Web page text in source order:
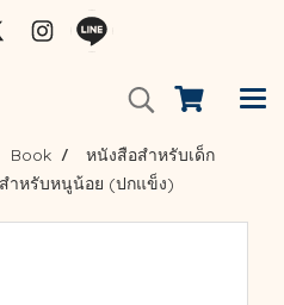
Book
หนังสือสำหรับเด็ก
ำหรับหนูน้อย (ปกแข็ง)